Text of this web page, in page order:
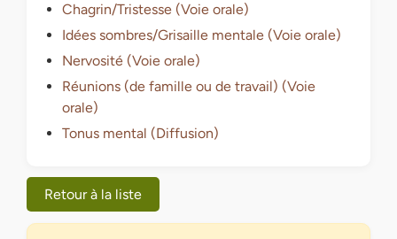
Chagrin/Tristesse (Voie orale)
Idées sombres/Grisaille mentale (Voie orale)
Nervosité (Voie orale)
Réunions (de famille ou de travail) (Voie
orale)
Tonus mental (Diffusion)
Retour à la liste